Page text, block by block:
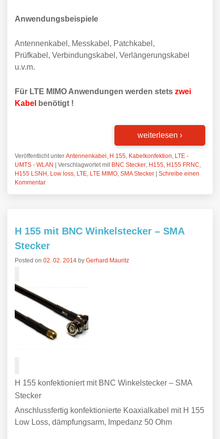
Anwendungsbeispiele
Antennenkabel, Messkabel, Patchkabel,
Prüfkabel, Verbindungskabel, Verlängerungskabel
u.v.m.
Für LTE MIMO Anwendungen werden stets zwei
Kabel
benötigt !
weiterlesen ›
Veröffentlicht unter Antennenkabel, H 155, Kabelkonfektion, LTE -
UMTS - WLAN | Verschlagwortet mit BNC Stecker, H155, H155 FRNC,
H155 LSNH, Low loss, LTE, LTE MIMO, SMA Stecker | Schreibe einen
Kommentar
H 155 mit BNC Winkelstecker – SMA
Stecker
Posted on 02. 02. 2014 by Gerhard Mauritz
H 155 konfektioniert mit BNC Winkelstecker – SMA
Stecker
Anschlussfertig konfektionierte Koaxialkabel mit H 155
Low Loss, dämpfungsarm, Impedanz 50 Ohm